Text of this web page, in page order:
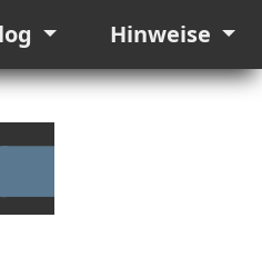
Hinweise